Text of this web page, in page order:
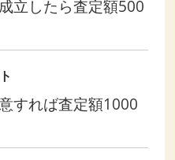
立したら査定額500
すれば査定額1000